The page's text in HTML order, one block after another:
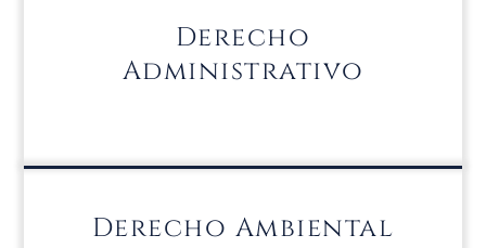
Derecho
Administrativo
Derecho Ambiental